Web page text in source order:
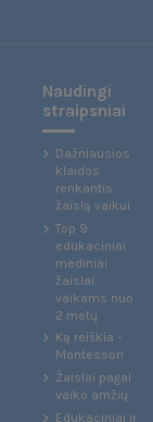
Naudingi
straipsniai
Dažniausios
klaidos
renkantis
žaislą vaikui
Top 9
edukaciniai
mediniai
žaislai
vaikams nuo
2 metų
Ką reiškia -
Montessori
Žaislai pagal
vaiko amžių
Edukaciniai ir